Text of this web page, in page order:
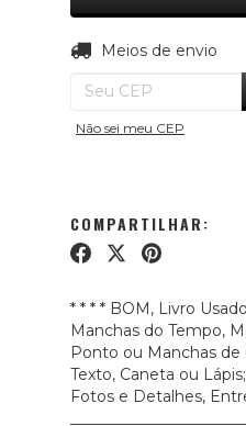
Entregas para o CEP:
Meios de envio
Não sei meu CEP
COMPARTILHAR:
* * * * BOM, Livro
Manchas do Tempo,
Ponto ou Manchas de
Texto, Caneta ou
Fotos e Detalhes,